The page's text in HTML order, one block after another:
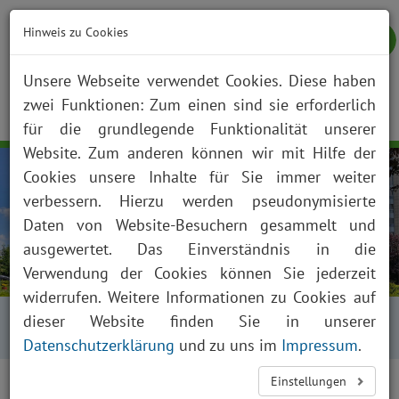
NOTFALL KONTAKT ANFAHRT JOBS SUCHE
Startseite Über uns
Qualitätsmanagement
Zertifizierungen
Siegel und Zertifikate
Hinweis zu Cookies
Unsere Webseite verwendet Cookies. Diese haben
zwei Funktionen: Zum einen sind sie erforderlich
für die grundlegende Funktionalität unserer
Website. Zum anderen können wir mit Hilfe der
Cookies unsere Inhalte für Sie immer weiter
verbessern. Hierzu werden pseudonymisierte
Daten von Website-Besuchern gesammelt und
ausgewertet. Das Einverständnis in die
Verwendung der Cookies können Sie jederzeit
widerrufen. Weitere Informationen zu Cookies auf
dieser Website finden Sie in unserer
Datenschutzerklärung und zu uns im Impressum.
Einstellungen